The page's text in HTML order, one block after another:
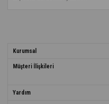
Kurumsal
Müşteri İlişkileri
Yardım